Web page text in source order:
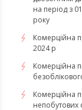
на період з
року
Комерційна
2024 р
Комерційна
​​​​​​​Комерційна
непобутових